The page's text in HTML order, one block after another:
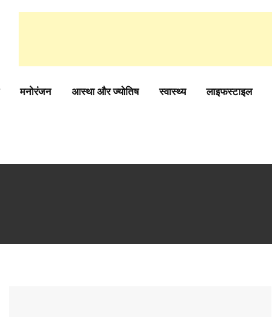
मनोरंजन आस्था और ज्योतिष स्वास्थ्य लाइफस्टाइल